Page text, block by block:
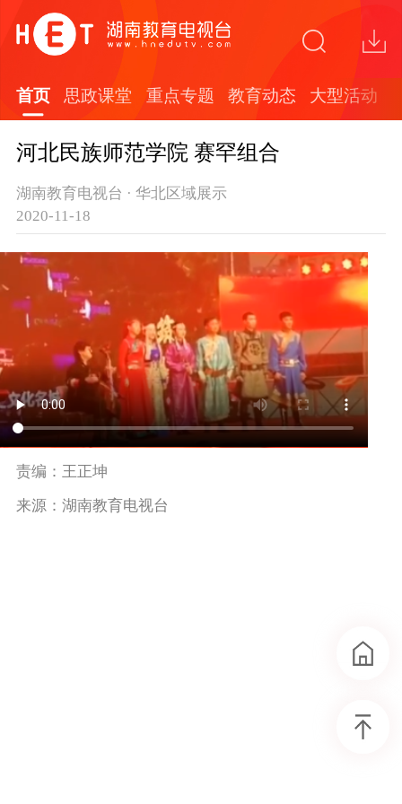
首页 思政课堂 重点专题 教育动态 大型活动
河北民族师范学院 赛罕组合
湖南教育电视台 · 华北区域展示
2020-11-18
责编：王正坤
来源：湖南教育电视台